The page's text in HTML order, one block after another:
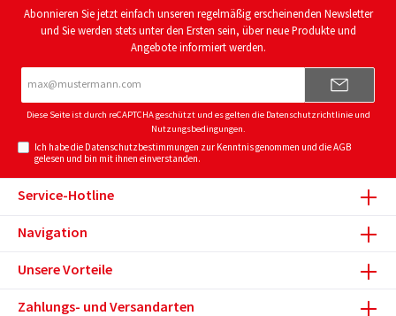
Abonnieren Sie jetzt einfach unseren regelmäßig erscheinenden Newsletter
und Sie werden stets unter den Ersten sein, über neue Produkte und
Angebote informiert werden.
Adresse*
Diese Seite ist durch reCAPTCHA geschützt und es gelten die Datenschutzrichtlinieund
Nutzungsbedingungen.
Ich habe die Datenschutzbestimmungen zur Kenntnis genommen und dieAGB
gelesen und bin mit ihnen einverstanden.
Service-Hotline
Navigation
Unsere Vorteile
Zahlungs- und Versandarten